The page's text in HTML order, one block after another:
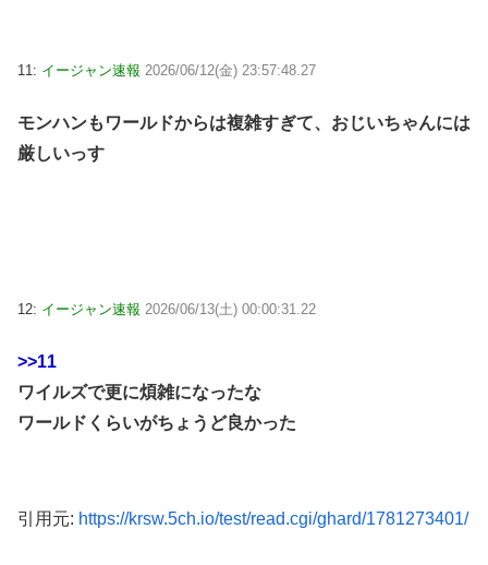
11: イージャン速報 2026/06/12(金) 23:57:48.27
モンハンもワールドからは複雑すぎて、おじいちゃんには
厳しいっす
12: イージャン速報 2026/06/13(土) 00:00:31.22
>>11
ワイルズで更に煩雑になったな
ワールドくらいがちょうど良かった
引用元: https://krsw.5ch.io/test/read.cgi/ghard/1781273401/